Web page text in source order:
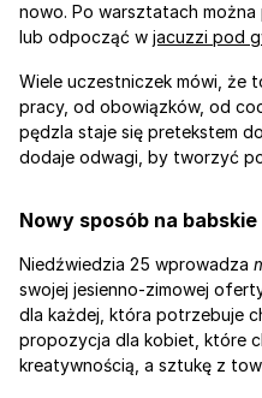
nowo. Po warsztatach można
lub odpocząć w jacuzzi pod
Wiele uczestniczek mówi, że
pracy, od obowiązków, od
pędzla staje się pretekstem
dodaje odwagi, by tworzyć
Nowy sposób na
Niedźwiedzia 25 wprowadza
swojej jesienno-zimowej
dla każdej, która potrzebuje
propozycja dla kobiet, które
kreatywnością, a sztukę z